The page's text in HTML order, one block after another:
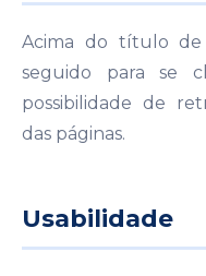
Acima do título de
seguido para se
possibilidade de
das páginas.
Usabilidade